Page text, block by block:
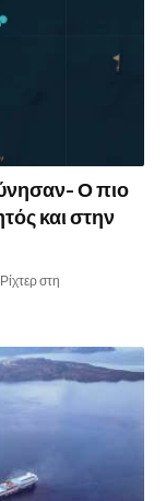
Ο πιο
και στην
στη